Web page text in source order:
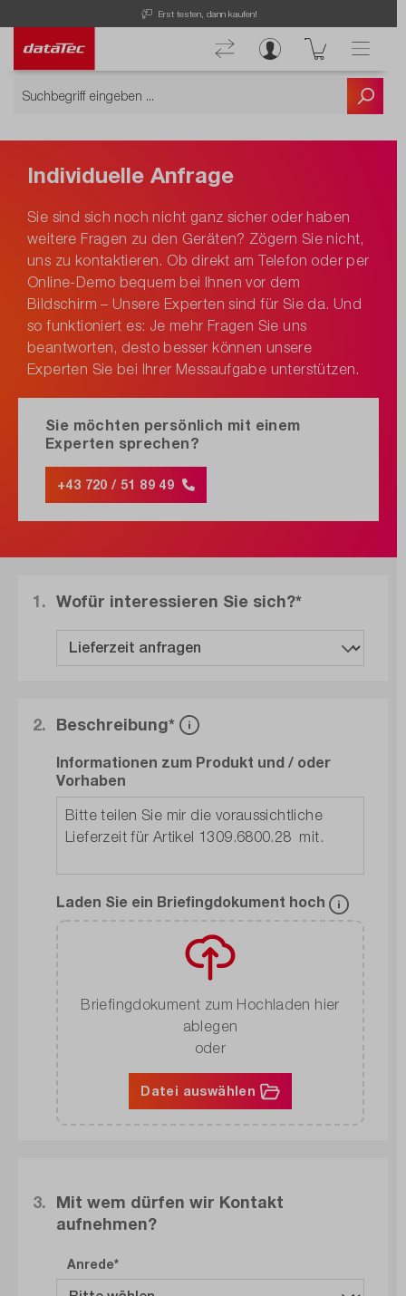
Erst testen, dann kaufen!
Individuelle Anfrage
Sie sind sich noch nicht ganz sicher oder haben
weitere Fragen zu den Geräten? Zögern Sie nicht,
uns zu kontaktieren. Ob direkt am Telefon oder per
Online-Demo bequem bei Ihnen vor dem
Bildschirm – Unsere Experten sind für Sie da. Und
so funktioniert es: Je mehr Fragen Sie uns
beantworten, desto besser können unsere
Experten Sie bei Ihrer Messaufgabe unterstützen.
Sie möchten persönlich mit einem
Experten sprechen?
+43 720 / 51 89 49
Wofür interessieren Sie sich?*
1.
Beschreibung*
2.
Informationen zum Produkt und / oder
Vorhaben
Laden Sie ein Briefingdokument hoch
Briefingdokument zum Hochladen hier
ablegen
oder
Datei auswählen
Mit wem dürfen wir Kontakt
aufnehmen?
3.
Anrede